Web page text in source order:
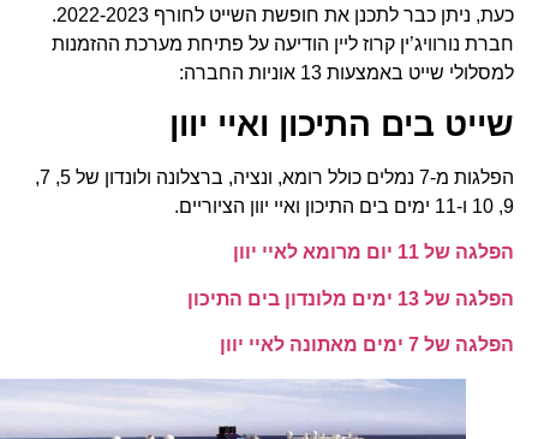
כעת, ניתן כבר לתכנן את חופשת השייט לחורף 2022-2023.
חברת נורוויג’ין קרוז ליין הודיעה על פתיחת מערכת ההזמנות
למסלולי שייט באמצעות 13 אוניות החברה:
שייט בים התיכון ואיי יוון
הפלגות מ-7 נמלים כולל רומא, ונציה, ברצלונה ולונדון של 5, 7,
הפלגה של 11 יום מרומא לאיי יוון
הפלגה של 13 ימים מלונדון בים התיכון
הפלגה של 7 ימים מאתונה לאיי יוון